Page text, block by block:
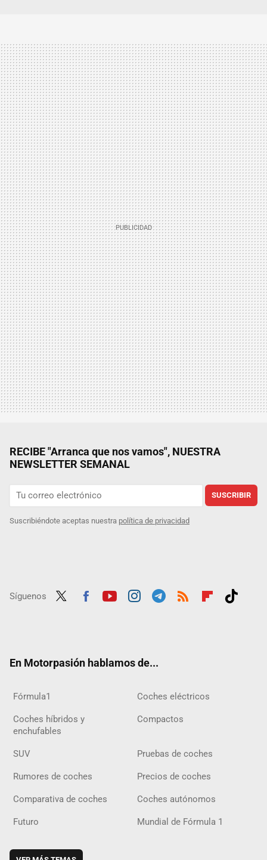
RECIBE "Arranca que nos vamos", NUESTRA
NEWSLETTER SEMANAL
SUSCRIBIR
Suscribiéndote aceptas nuestra política de privacidad
Síguenos
En Motorpasión hablamos de...
Fórmula1 Coches eléctricos
Coches híbridos y
enchufables
Compactos
SUV Pruebas de coches
Rumores de coches Precios de coches
Comparativa de coches Coches autónomos
Futuro Mundial de Fórmula 1